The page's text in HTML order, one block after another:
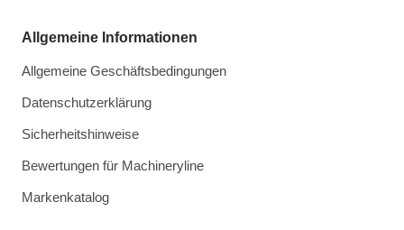
Allgemeine Informationen
Allgemeine Geschäftsbedingungen
Datenschutzerklärung
Sicherheitshinweise
Bewertungen für Machineryline
Markenkatalog